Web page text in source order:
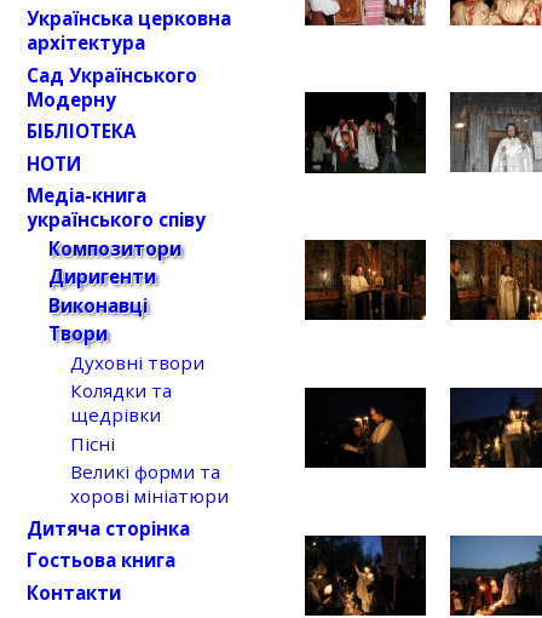
Українська церковна
архітектура
Сад Українського
Модерну
БІБЛІОТЕКА
НОТИ
Медіа-книга
українського співу
Композитори
Диригенти
Виконавці
Твори
Духовні твори
Колядки та
щедрівки
Пісні
Великі форми та
хорові мініатюри
Дитяча сторінка
Гостьова книга
Контакти